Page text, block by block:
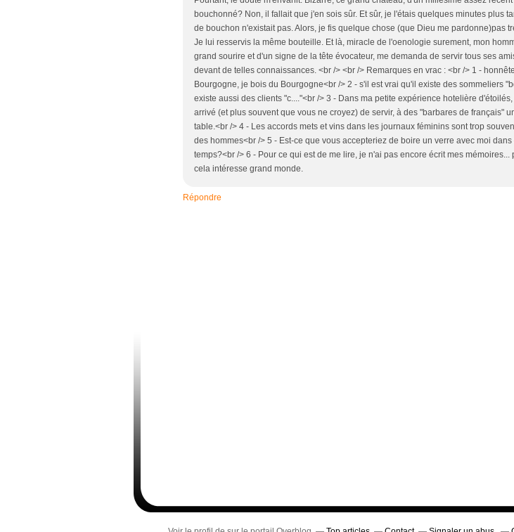
bouchonné? Non, il fallait que j'en sois sûr. Et sûr, je l'étais quelques minutes plus
de bouchon n'existait pas. Alors, je fis quelque chose (que Dieu me pardonne)pas
Je lui resservis la même bouteille. Et là, miracle de l'oenologie surement, mon
grand sourire et d'un signe de la tête évocateur, me demanda de servir tous ses
devant de telles connaissances. <br /> <br /> Remarques en vrac : <br /> 1 -
Bourgogne, je bois du Bourgogne<br /> 2 - s'il est vrai qu'il existe des sommeliers
existe aussi des clients "c...."<br /> 3 - Dans ma petite expérience hotelière
arrivé (et plus souvent que vous ne croyez) de servir, à des "barbares de français"
table.<br /> 4 - Les accords mets et vins dans les journaux féminins sont trop
des hommes<br /> 5 - Est-ce que vous accepteriez de boire un verre avec moi
temps?<br /> 6 - Pour ce qui est de me lire, je n'ai pas encore écrit mes mémoires...
cela intéresse grand monde.
Répondre